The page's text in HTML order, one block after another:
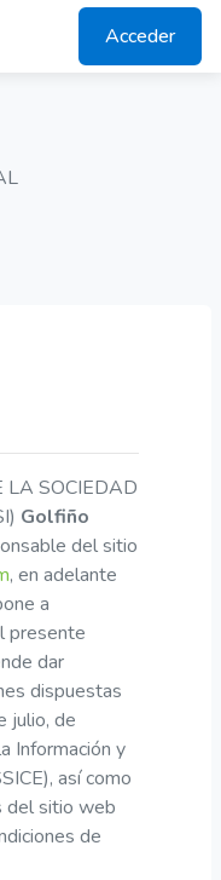
Acceder
LA SOCIEDAD
Golfiño
del sitio
, en adelante
a
presente
dar
dispuestas
julio, de
Información y
así como
del sitio web
de